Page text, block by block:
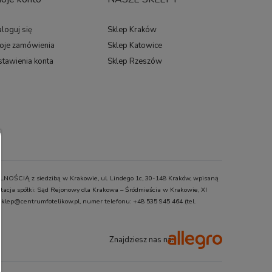
się
zamówienia
konta
Sklep Kraków
Sklep Katowice
Sklep Rzeszów
z siedzibą w Krakowie, ul. Lindego 1c, 30-148 Kraków, wpisaną
spółki: Sąd Rejonowy dla Krakowa – Śródmieścia w Krakowie, XI
numer telefonu: +48 535 945 464 (tel.
Znajdziesz nas na: